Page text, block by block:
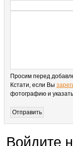
Просим перед
Кстати, если Вы
фотографию и
Войдите